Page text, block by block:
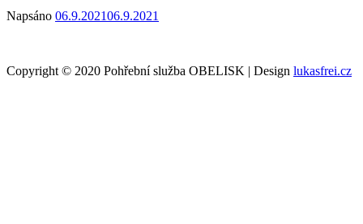
Napsáno 06.9.202106.9.2021
Copyright © 2020 Pohřební služba OBELISK | Design lukasfrei.cz